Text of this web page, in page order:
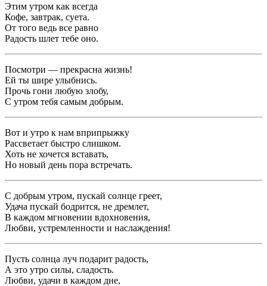
Этим утром как всегда
Кофе, завтрак, суета.
От того ведь все равно
Радость шлет тебе оно.
Посмотри — прекрасна жизнь!
Ей ты шире улыбнись.
Прочь гони любую злобу,
С утром тебя самым добрым.
Вот и утро к нам вприпрыжку
Рассветает быстро слишком.
Хоть не хочется вставать,
Но новый день пора встречать.
С добрым утром, пускай солнце греет,
Удача пускай бодрится, не дремлет,
В каждом мгновении вдохновения,
Любви, устремленности и наслаждения!
Пусть солнца луч подарит радость,
А это утро силы, сладость.
Любви, удачи в каждом дне,